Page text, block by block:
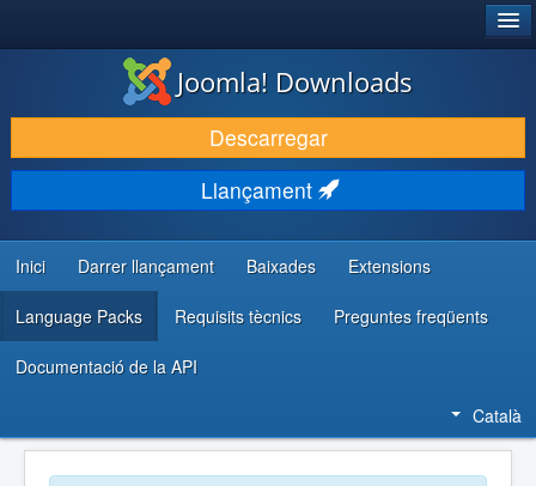
DESCARREGA & AMPLIA
DESCOBRIR & APRENDRE
COMUNITAT & SUPORT
RECURSOS PER DESENVOLUPADORS/ES
Joomla! Downloads
Descarregar
Llançament
Inici Darrer llançament Baixades Extensions
Language Packs Requisits tècnics Preguntes freqüents
Documentació de la API
Català